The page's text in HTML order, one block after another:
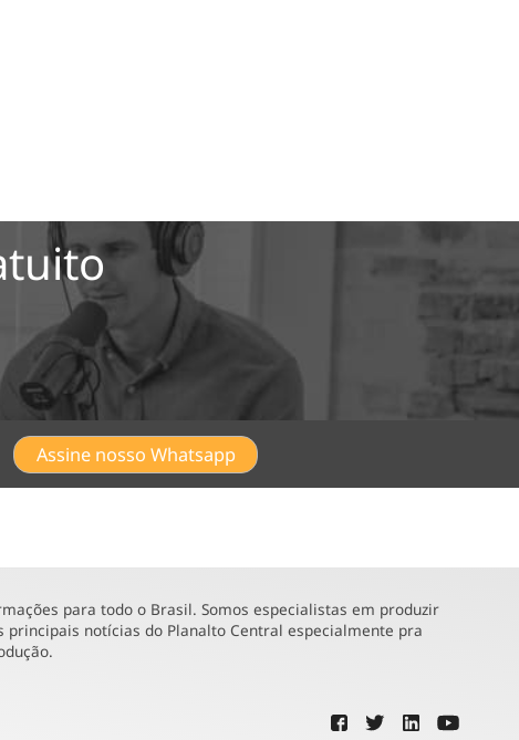
Assine nosso Whatsapp
para todo o Brasil. Somos especialistas em produzir
notícias do Planalto Central especialmente pra